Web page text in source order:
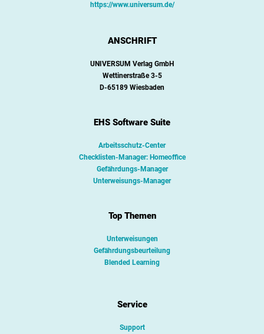
https://www.universum.de/
ANSCHRIFT
UNIVERSUM Verlag GmbH
Wettinerstraße 3-5
D-65189 Wiesbaden
EHS Software Suite
Arbeitsschutz-Center
Checklisten-Manager: Homeoffice
Gefährdungs-Manager
Unterweisungs-Manager
Top Themen
Unterweisungen
Gefährdungsbeurteilung
Blended Learning
Service
Support